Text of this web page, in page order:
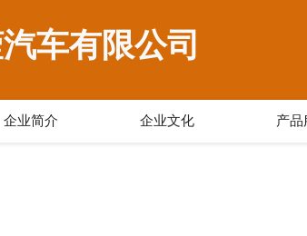
车有限公司
企业简介 企业文化 产品